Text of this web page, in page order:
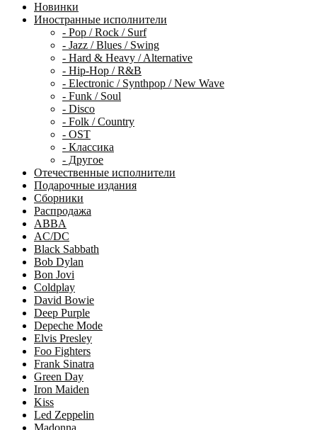
Новинки
Иностранные исполнители
- Pop / Rock / Surf
- Jazz / Blues / Swing
- Hard & Heavy / Alternative
- Hip-Hop / R&B
- Electronic / Synthpop / New Wave
- Funk / Soul
- Disco
- Folk / Country
- OST
- Классика
- Другое
Отечественные исполнители
Подарочные издания
Сборники
Распродажа
ABBA
AC/DC
Black Sabbath
Bob Dylan
Bon Jovi
Coldplay
David Bowie
Deep Purple
Depeche Mode
Elvis Presley
Foo Fighters
Frank Sinatra
Green Day
Iron Maiden
Kiss
Led Zeppelin
Madonna